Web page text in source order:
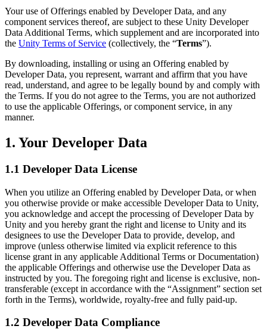
성장
사용자 확보
인앱 결제
매장 및 D2C 전반에 걸쳐 IAP 관리하세요.
수익화
적합한 게임으로 플레이어 연결
Unity로 광고하세요
Unity로 수익화하세요
모바일 게임
Unity로 모바일 히트작을 제작하고 성장시키세요.
인디 게임
소규모 팀으로 대작 게임을 출시하세요.
XR 게임
여러 플랫폼에서 XR 게임을 출시하세요.
멀티플레이어 게임
멀티플레이어 게임 개발을 간소화하세요.
상점 경험을 온라인 경험으로 전환
자동차
혁신을 가속화하고 차량 내 경험을 향상시키세요.
모든 산업 보기
실제 성공 사례
베스트 프랙티스 가이드
데모
데모, 샘플 및 빌딩 블록
모든 리소스
새로운 기능
블로그
뉴스, 스토리, 보도 센터
전 세계 Unity 크리에이터 축하
교육
학생용
교육 담당자 대상 교육
교육 효율 극대화
교육 라이선스
교육 기관에 Unity 강력한 기능 도입
Unity 숙련도를 입증하세요
Your use of Offerings enabled by Developer Data, and any
component services thereof, are subject to these Unity Developer
Data Additional Terms, which supplement and are incorporated into
the Unity Terms of Service (collectively, the “Terms”).
By downloading, installing or using an Offering enabled by
Developer Data, you represent, warrant and affirm that you have
read, understand, and agree to be legally bound by and comply with
the Terms. If you do not agree to the Terms, you are not authorized
to use the applicable Offerings, or component service, in any
manner.
1. Your Developer Data
1.1 Developer Data License
When you utilize an Offering enabled by Developer Data, or when
you otherwise provide or make accessible Developer Data to Unity,
you acknowledge and accept the processing of Developer Data by
Unity and you hereby grant the right and license to Unity and its
designees to use the Developer Data to provide, develop, and
improve (unless otherwise limited via explicit reference to this
license grant in any applicable Additional Terms or Documentation)
the applicable Offerings and otherwise use the Developer Data as
instructed by you. The foregoing right and license is exclusive, non-
transferable (except in accordance with the “Assignment” section set
forth in the Terms), worldwide, royalty-free and fully paid-up.
1.2 Developer Data Compliance